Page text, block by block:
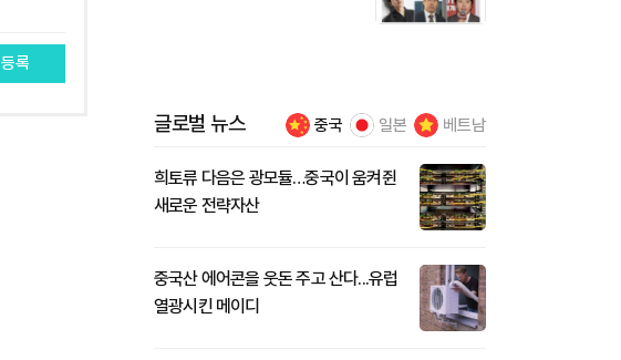
등록
글로벌 뉴스 중국 일본 베트남
희토류 다음은 광모듈…중국이 움켜쥔
새로운 전략자산
중국산 에어콘을 웃돈 주고 산다...유럽
열광시킨 메이디